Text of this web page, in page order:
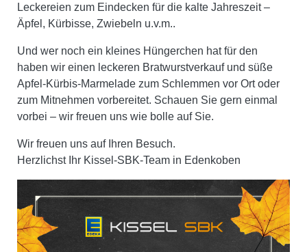
Leckereien zum Eindecken für die kalte Jahreszeit –
Äpfel, Kürbisse, Zwiebeln u.v.m..
Und wer noch ein kleines Hüngerchen hat für den
haben wir einen leckeren Bratwurstverkauf und süße
Apfel-Kürbis-Marmelade zum Schlemmen vor Ort oder
zum Mitnehmen vorbereitet. Schauen Sie gern einmal
vorbei – wir freuen uns wie bolle auf Sie.
Wir freuen uns auf Ihren Besuch.
Herzlichst Ihr Kissel-SBK-Team in Edenkoben